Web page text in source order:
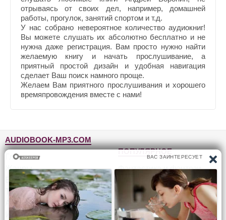
отрываясь от своих дел, например, домашней
работы, прогулок, занятий спортом и т.д.
У нас собрано невероятное количество аудиокниг!
Вы можете слушать их абсолютно бесплатно и не
нужна даже регистрация. Вам просто нужно найти
желаемую книгу и начать прослушивание, а
приятный простой дизайн и удобная навигация
сделает Ваш поиск намного проще.
Желаем Вам приятного прослушивания и хорошего
времяпровождения вместе с нами!
AUDIOBOOK-MP3.COM
Главная
Жанры
Блог
Топ-100
Авторы
Исполнители
ПОПУЛЯРНОЕ
Фантастика и фэнтези
Детективы, триллеры
Для детей
Роман, проза
Приключения